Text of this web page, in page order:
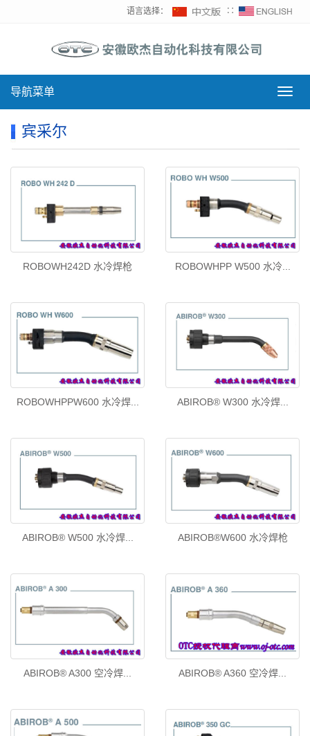
语言选择： ∷
导
导航菜单
宾采尔
ROBOWH242D 水冷焊枪 ROBOWHPP W500 水冷...
ROBOWHPPW600 水冷焊... ABIROB® W300 水冷焊...
ABIROB® W500 水冷焊... ABIROB®W600 水冷焊枪
ABIROB® A300 空冷焊... ABIROB® A360 空冷焊...